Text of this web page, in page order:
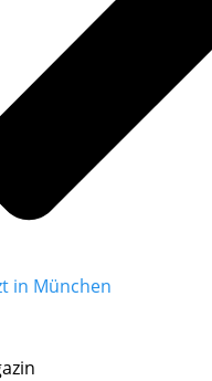
in München